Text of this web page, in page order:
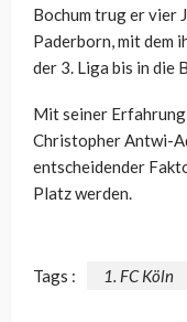
Bochum trug er vier
Paderborn, mit dem
der 3. Liga bis in die
Mit seiner
ChristopherAntwi-
entscheidender
Platz werden.
Tags : 1. FC Köln